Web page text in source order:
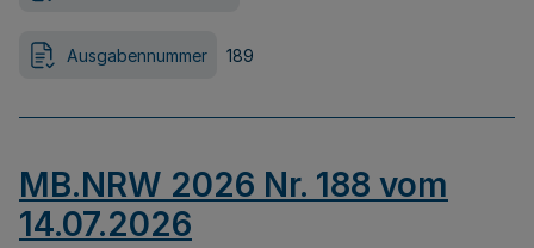
Ausgabennummer 189
MB.NRW 2026 Nr. 188 vom
14.07.2026